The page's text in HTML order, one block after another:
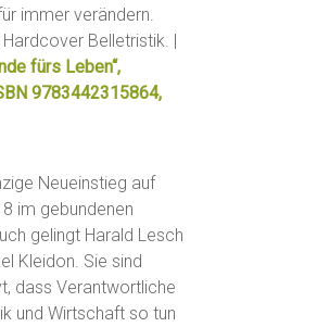
immer verändern.
Hardcover Belletristik. |
fürs Leben“,
9783442315864,
Neueinstieg auf
im gebundenen
gelingt Harald Lesch
Kleidon. Sie sind
dass Verantwortliche
und Wirtschaft so tun